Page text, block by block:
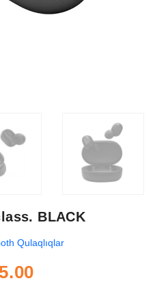
BLACK
Qulaqlıqlar